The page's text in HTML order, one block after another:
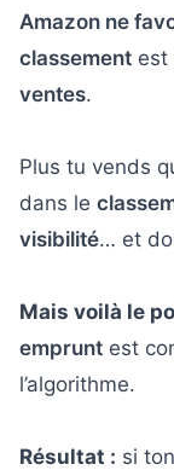
Amazon ne
classement est
ventes.
Plus tu vends
dans le
visibilité… et
Mais voilà le
emprunt est
l’algorithme.
Résultat : si